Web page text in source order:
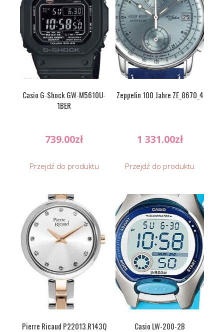
Casio G-Shock GW-M5610U-
1BER
739.00zł
Przejdź do produktu
Zeppelin 100 Jahre ZE_8670_4
1 331.00zł
Przejdź do produktu
Pierre Ricaud P22013.R143Q Casio LW-200-2B